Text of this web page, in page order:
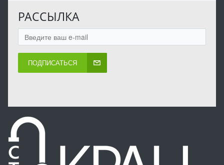
РАССЫЛКА
ПОДПИСАТЬСЯ